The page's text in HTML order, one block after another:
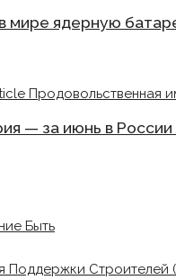
мире ядерную
— за июнь в
Быть
Поддержки Строителей